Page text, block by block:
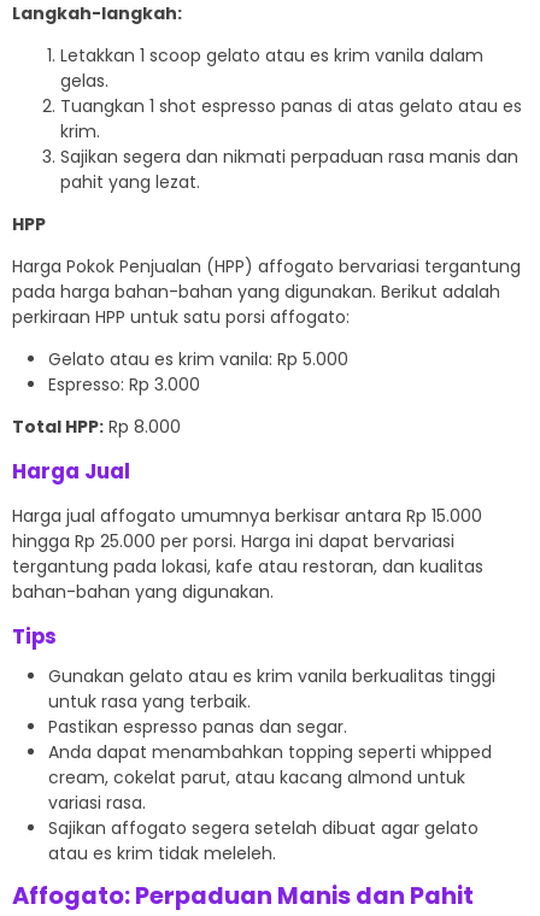
Langkah-langkah:
Letakkan 1 scoop gelato atau es krim vanila dalam
gelas.
Tuangkan 1 shot espresso panas di atas gelato atau es
krim.
Sajikan segera dan nikmati perpaduan rasa manis dan
pahit yang lezat.
HPP
Harga Pokok Penjualan (HPP) affogato bervariasi tergantung
pada harga bahan-bahan yang digunakan. Berikut adalah
perkiraan HPP untuk satu porsi affogato:
Gelato atau es krim vanila: Rp 5.000
Espresso: Rp 3.000
Total HPP: Rp 8.000
Harga Jual
Harga jual affogato umumnya berkisar antara Rp 15.000
hingga Rp 25.000 per porsi. Harga ini dapat bervariasi
tergantung pada lokasi, kafe atau restoran, dan kualitas
bahan-bahan yang digunakan.
Tips
Gunakan gelato atau es krim vanila berkualitas tinggi
untuk rasa yang terbaik.
Pastikan espresso panas dan segar.
Anda dapat menambahkan topping seperti whipped
cream, cokelat parut, atau kacang almond untuk
variasi rasa.
Sajikan affogato segera setelah dibuat agar gelato
atau es krim tidak meleleh.
Affogato: Perpaduan Manis dan Pahit